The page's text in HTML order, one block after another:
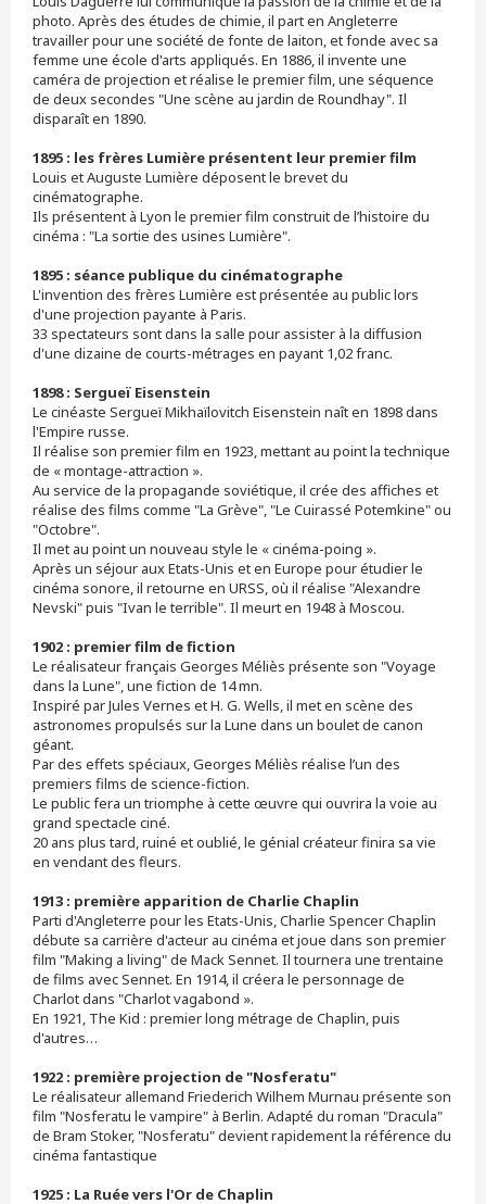
photo. Après des études de chimie, il part en Angleterre
travailler pour une société de fonte de laiton, et fonde avec sa
femme une école d'arts appliqués. En 1886, il invente une
caméra de projection et réalise le premier film, une séquence
de deux secondes "Une scène au jardin de Roundhay". Il
disparaît en 1890.
1895 : les frères Lumière présentent leur premier film
Louis et Auguste Lumière déposent le brevet du
cinématographe.
Ils présentent à Lyon le premier film construit de l’histoire du
cinéma : "La sortie des usines Lumière".
1895 : séance publique du cinématographe
L'invention des frères Lumière est présentée au public lors
d'une projection payante à Paris.
33 spectateurs sont dans la salle pour assister à la diffusion
d'une dizaine de courts-métrages en payant 1,02 franc.
1898 : Sergueï Eisenstein
Le cinéaste Sergueï Mikhaïlovitch Eisenstein naît en 1898 dans
l'Empire russe.
Il réalise son premier film en 1923, mettant au point la technique
de « montage-attraction ».
Au service de la propagande soviétique, il crée des affiches et
réalise des films comme "La Grève", "Le Cuirassé Potemkine" ou
"Octobre".
Il met au point un nouveau style le « cinéma-poing ».
Après un séjour aux Etats-Unis et en Europe pour étudier le
cinéma sonore, il retourne en URSS, où il réalise "Alexandre
Nevski" puis "Ivan le terrible". Il meurt en 1948 à Moscou.
1902 : premier film de fiction
Le réalisateur français Georges Méliès présente son "Voyage
dans la Lune", une fiction de 14 mn.
Inspiré par Jules Vernes et H. G. Wells, il met en scène des
astronomes propulsés sur la Lune dans un boulet de canon
géant.
Par des effets spéciaux, Georges Méliès réalise l’un des
premiers films de science-fiction.
Le public fera un triomphe à cette œuvre qui ouvrira la voie au
grand spectacle ciné.
20 ans plus tard, ruiné et oublié, le génial créateur finira sa vie
en vendant des fleurs.
1913 : première apparition de Charlie Chaplin
Parti d'Angleterre pour les Etats-Unis, Charlie Spencer Chaplin
débute sa carrière d'acteur au cinéma et joue dans son premier
film "Making a living" de Mack Sennet. Il tournera une trentaine
de films avec Sennet. En 1914, il créera le personnage de
Charlot dans "Charlot vagabond ».
En 1921, The Kid : premier long métrage de Chaplin, puis
d'autres…
1922 : première projection de "Nosferatu"
Le réalisateur allemand Friederich Wilhem Murnau présente son
film "Nosferatu le vampire" à Berlin. Adapté du roman "Dracula"
de Bram Stoker, "Nosferatu" devient rapidement la référence du
cinéma fantastique
1925 : La Ruée vers l'Or de Chaplin